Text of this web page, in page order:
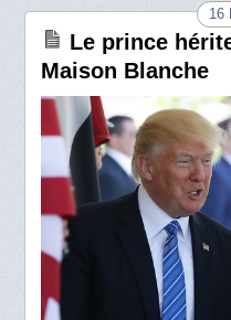
16
Le prince
Maison Blanche